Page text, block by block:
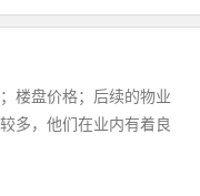
楼盘价格；后续的物业
多，他们在业内有着良